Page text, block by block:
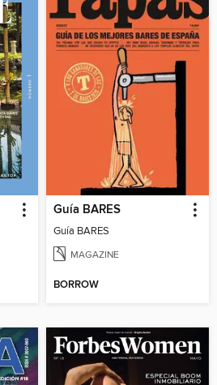
Guía BARES
Guía BARES
MAGAZINE
BORROW